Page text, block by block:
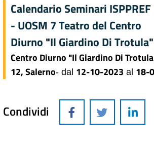
Calendario Seminari ISPPREF
- UOSM 7 Teatro del Centro
Diurno "Il Giardino Di Trotula"
Centro Diurno "Il Giardino Di
12, Salerno- dal 12-10-2023 al 18-
Condividi